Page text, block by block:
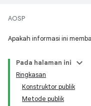
AOSP
Apakah informasi ini
Pada halaman ini
Ringkasan
Konstruktor publik
Metode publik